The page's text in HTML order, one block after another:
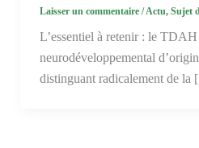
Laisser un commentaire /Actu, Sujet
L’essentiel à retenir : le
neurodéveloppemental
distinguant radicalement de